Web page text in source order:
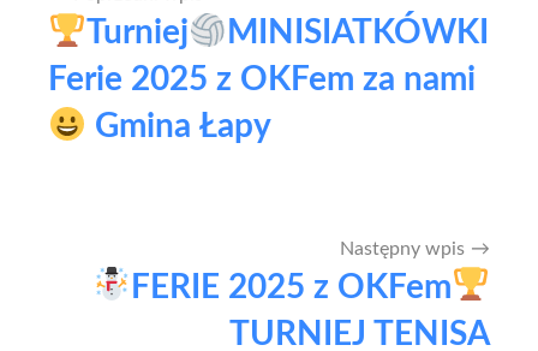
wpisuTurniej
MINISIATKÓWKI
Ferie 2025 z OKFem za nami
Gmina Łapy
Następny wpis
FERIE 2025 z OKFem
TURNIEJ TENISA